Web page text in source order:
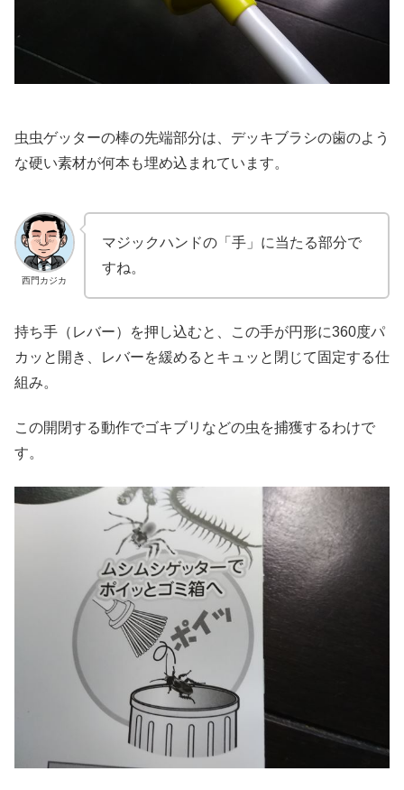
虫虫ゲッターの棒の先端部分は、デッキブラシの歯のよう
な硬い素材が何本も埋め込まれています。
西門カジカ
マジックハンドの「手」に当たる部分で
すね。
持ち手（レバー）を押し込むと、この手が円形に360度パ
カッと開き、レバーを緩めるとキュッと閉じて固定する仕
組み。
この開閉する動作でゴキブリなどの虫を捕獲するわけで
す。